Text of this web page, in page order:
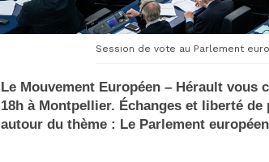
Session de vote au Parlement
Le Mouvement Européen – Hérault vous
18h à Montpellier. Échanges et liberté
autour du thème : Le Parlement